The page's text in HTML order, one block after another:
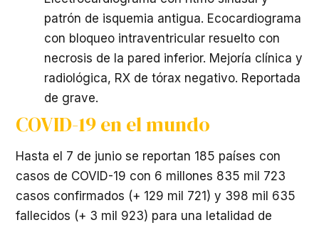
patrón de isquemia antigua. Ecocardiograma
con bloqueo intraventricular resuelto con
necrosis de la pared inferior. Mejoría clínica y
radiológica, RX de tórax negativo. Reportada
de grave.
COVID-19 en el mundo
Hasta el 7 de junio se reportan 185 países con
casos de COVID-19 con 6 millones 835 mil 723
casos confirmados (+ 129 mil 721) y 398 mil 635
fallecidos (+ 3 mil 923) para una letalidad de